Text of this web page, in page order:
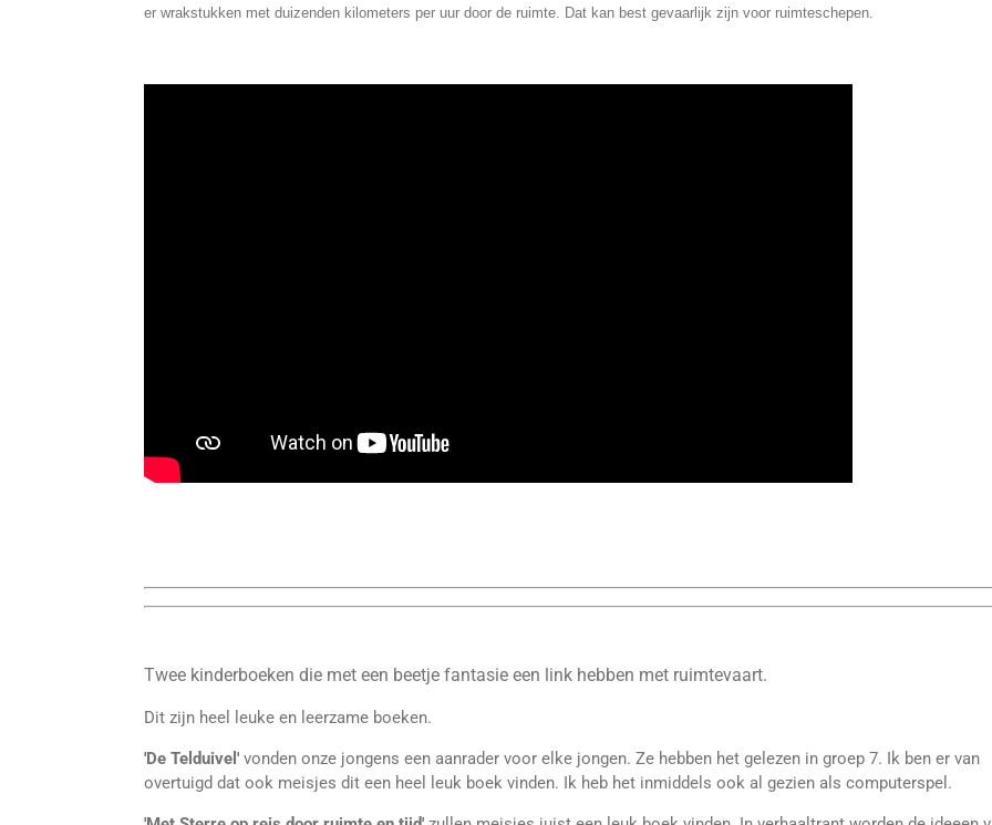
er wrakstukken met duizenden kilometers per uur door de ruimte. Dat kan best gevaarlijk zijn voor ruimteschepen.
Twee kinderboeken die met een beetje fantasie een link hebben met ruimtevaart.
Dit zijn heel leuke en leerzame boeken.
'De Telduivel'vonden onze jongens een aanrader voor elke jongen. Ze hebben het gelezen in groep 7. Ik ben er van
overtuigd dat ook meisjes dit een heel leuk boek vinden. Ik heb het inmiddels ook al gezien als computerspel.